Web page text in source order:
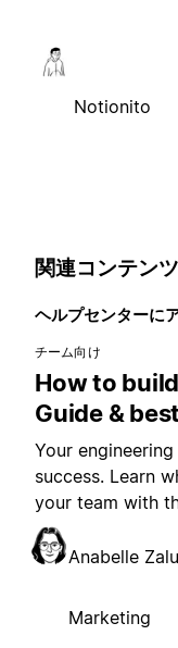
Notionito
関連コンテンツ
ヘルプセンターに
チーム向け
How to
Guide &
Your
success. Learn
your team with
Anabelle
Marketing